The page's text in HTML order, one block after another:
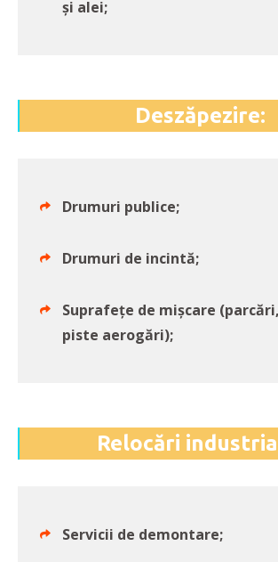
și alei;
Deszăpezire:
Drumuri publice;
Drumuri de incintă;
Suprafețe de mișcare (parcări,
piste aerogări);
Relocări
Servicii de demontare;